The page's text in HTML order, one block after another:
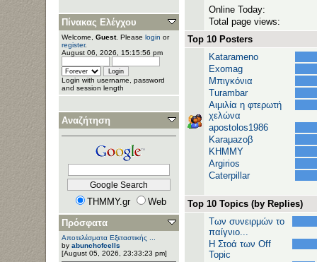
Πίνακας Ελέγχου
Welcome, Guest. Please login or
register.
August 06, 2026, 15:15:56 pm
Login with username, password
and session length
Αναζήτηση
THMMY.gr
Web
Πρόσφατα
Αποτελέσματα Εξεταστικής ...
by abunchofcells
[August 05, 2026, 23:33:23 pm]
Online Today:
Total page views:
Top 10 Posters
Katarameno
Exomag
Μπιγκόνια
Turambar
Αιμιλία η φτερωτή
χελώνα
apostolos1986
Karaμazoβ
ΚΗΜΜΥ
Argirios
Caterpillar
Top 10 Topics (by Replies)
Των συνειρμών το
παίγνιο...
H Στοά των Off
Topic